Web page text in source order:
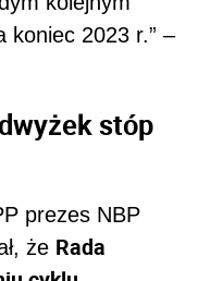
koniec 2023 r.” –
stóp
prezes NBP
że Rada